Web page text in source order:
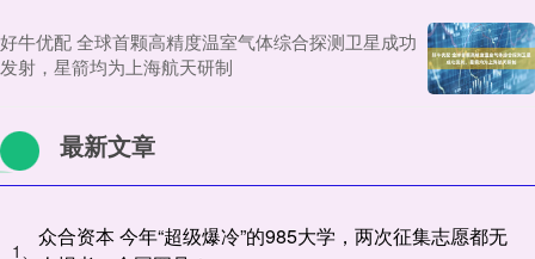
好牛优配 全球首颗高精度温室气体综合探测卫星成功
发射，星箭均为上海航天研制
最新文章
1、
众合资本 今年“超级爆冷”的985大学，两次征集志愿都无